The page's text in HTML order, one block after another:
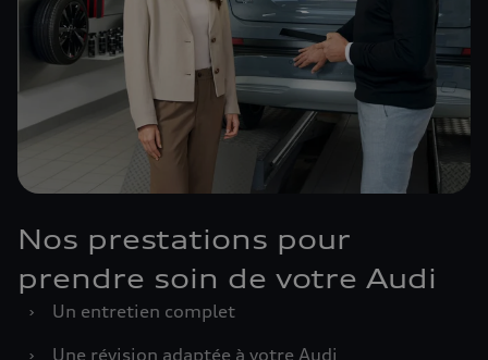
Nos prestations pour
prendre soin de votre Audi
›
Un entretien complet
›
Une révision adaptée à votre Audi